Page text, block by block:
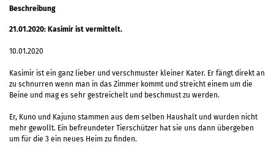
Beschreibung
21.01.2020: Kasimir ist vermittelt.
10.01.2020
Kasimir ist ein ganz lieber und verschmuster kleiner Kater. Er fängt direkt an
zu schnurren wenn man in das Zimmer kommt und streicht einem um die
Beine und mag es sehr gestreichelt und beschmust zu werden.
Er, Kuno und Kajuno stammen aus dem selben Haushalt und wurden nicht
mehr gewollt. Ein befreundeter Tierschützer hat sie uns dann übergeben
um für die 3 ein neues Heim zu finden.